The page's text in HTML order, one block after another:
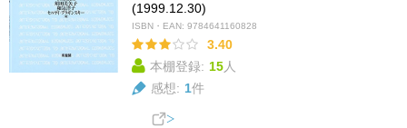
(1999.12.30)
ISBN・EAN: 9784641160828
3.40
本棚登録: 15人
感想: 1件